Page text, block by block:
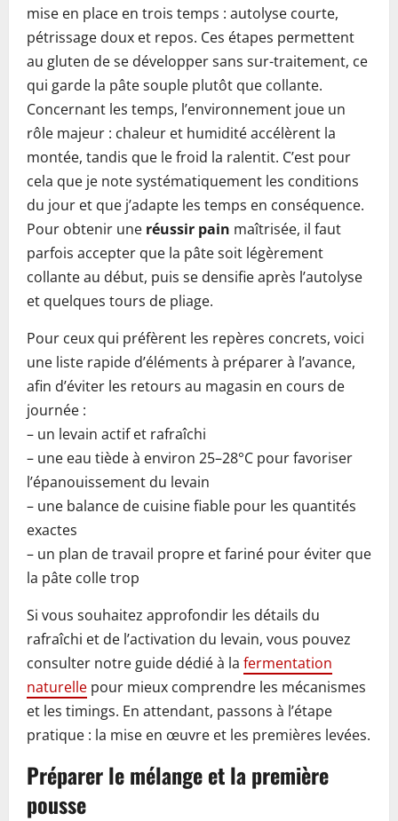
mise en place en trois temps : autolyse courte,
pétrissage doux et repos. Ces étapes permettent
au gluten de se développer sans sur-traitement, ce
qui garde la pâte souple plutôt que collante.
Concernant les temps, l’environnement joue un
rôle majeur : chaleur et humidité accélèrent la
montée, tandis que le froid la ralentit. C’est pour
cela que je note systématiquement les conditions
du jour et que j’adapte les temps en conséquence.
Pour obtenir une réussir pain maîtrisée, il faut
parfois accepter que la pâte soit légèrement
collante au début, puis se densifie après l’autolyse
et quelques tours de pliage.
Pour ceux qui préfèrent les repères concrets, voici
une liste rapide d’éléments à préparer à l’avance,
afin d’éviter les retours au magasin en cours de
journée :
– un levain actif et rafraîchi
– une eau tiède à environ 25–28°C pour favoriser
l’épanouissement du levain
– une balance de cuisine fiable pour les quantités
exactes
– un plan de travail propre et fariné pour éviter que
la pâte colle trop
Si vous souhaitez approfondir les détails du
rafraîchi et de l’activation du levain, vous pouvez
consulter notre guide dédié à la fermentation
naturelle pour mieux comprendre les mécanismes
et les timings. En attendant, passons à l’étape
pratique : la mise en œuvre et les premières levées.
Préparer le mélange et la première
pousse